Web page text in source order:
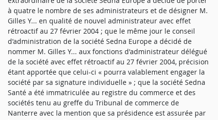
à quatre le nombre de ses administrateurs et de désigner M.
Gilles Y... en qualité de nouvel administrateur avec effet
rétroactif au 27 février 2004 ; que le même jour le conseil
d'administration de la société Sedna Europe a décidé de
nommer M. Gilles Y... aux fonctions d'administrateur délégué
de la société avec effet rétroactif au 27 février 2004, précision
étant apportée que celui-ci « pourra valablement engager la
société par sa signature individuelle » ; que la société Sedna
Santé a été immatriculée au registre du commerce et des
sociétés tenu au greffe du Tribunal de commerce de
Nanterre avec la mention que sa présidence est assurée par